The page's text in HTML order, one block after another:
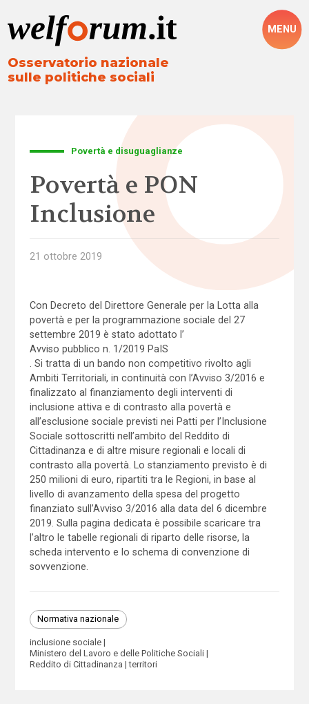
Osservatorio nazionale
sulle politiche sociali
MENU
Povertà e disuguaglianze
Povertà e PON
Inclusione
21 ottobre 2019
Con Decreto del Direttore Generale per la Lotta alla
povertà e per la programmazione sociale del 27
settembre 2019 è stato adottato l’
Avviso pubblico n. 1/2019 PaIS
. Si tratta di un bando non competitivo rivolto agli
Ambiti Territoriali, in continuità con l’Avviso 3/2016 e
finalizzato al finanziamento degli interventi di
inclusione attiva e di contrasto alla povertà e
all’esclusione sociale previsti nei Patti per l’Inclusione
Sociale sottoscritti nell’ambito del Reddito di
Cittadinanza e di altre misure regionali e locali di
contrasto alla povertà. Lo stanziamento previsto è di
250 milioni di euro, ripartiti tra le Regioni, in base al
livello di avanzamento della spesa del progetto
finanziato sull’Avviso 3/2016 alla data del 6 dicembre
2019. Sulla pagina dedicata è possibile scaricare tra
l’altro le tabelle regionali di riparto delle risorse, la
scheda intervento e lo schema di convenzione di
sovvenzione.
Normativa nazionale
inclusione sociale
Ministero del Lavoro e delle Politiche Sociali
Reddito di Cittadinanza
territori